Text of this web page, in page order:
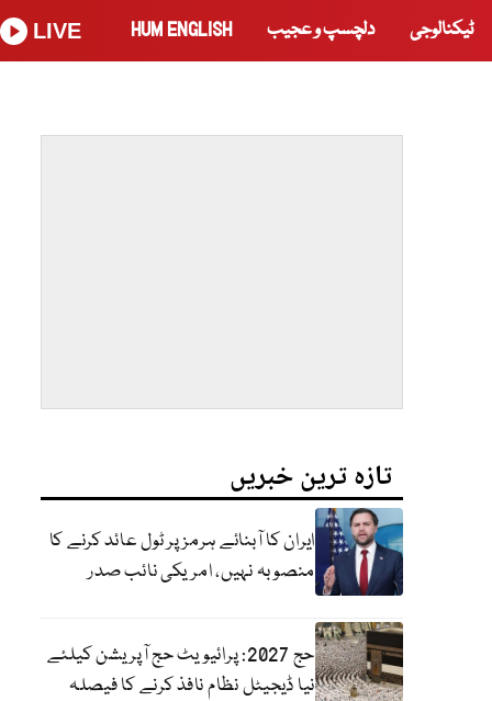
ٹیکنالوجی دلچسپ و عجیب HUM ENGLISH
LIVE
تازہ ترین خبریں
ایران کا آبنائے ہرمز پر ٹول عائد کرنے کا
منصوبہ نہیں، امریکی نائب صدر
حج 2027: پرائیویٹ حج آپریشن کیلئے
نیا ڈیجیٹل نظام نافذ کرنے کا فیصلہ